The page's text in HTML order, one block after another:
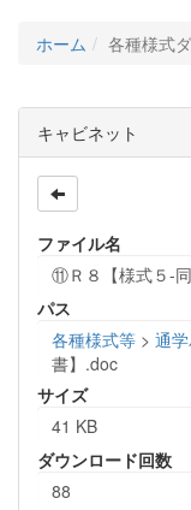
ホーム 各種様式
キャビネット
ファイル名
⑪Ｒ８【様式５‐
パス
各種様式等 > 通
書】.doc
サイズ
41 KB
ダウンロード回数
88